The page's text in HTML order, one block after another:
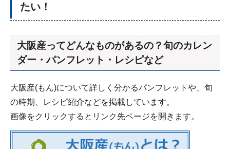
たい！
大阪産ってどんなものがあるの？旬のカレン
ダー・パンフレット・レシピなど
大阪産(もん)について詳しく分かるパンフレットや、旬
の時期、レシピ紹介などを掲載しています。
画像をクリックするとリンク先ページを開きます。